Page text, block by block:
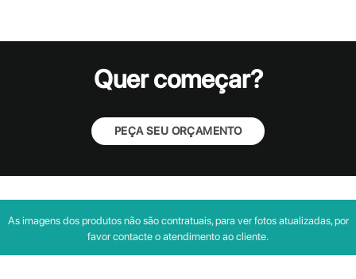
Quer começar?
PEÇA SEU ORÇAMENTO
As imagens dos produtos não são contratuais, para ver fotos atualizadas, por
favor contacte o atendimento ao cliente.